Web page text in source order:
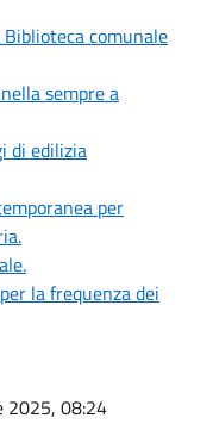
comunale
sempre a
di edilizia
per
la frequenza dei
2025, 08:24